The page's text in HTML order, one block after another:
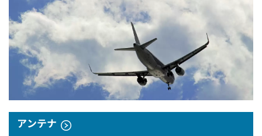
アンテナ